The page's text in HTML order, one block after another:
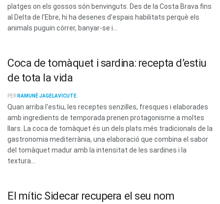
platges on els gossos són benvinguts. Des de la Costa Brava fins
al Delta de l'Ebre, hi ha desenes d'espais habilitats perquè els
animals puguin córrer, banyar-se i...
Coca de tomàquet i sardina: recepta d’estiu
de tota la vida
PER RAMUNÉ JAGELAVICUTE
Quan arriba l'estiu, les receptes senzilles, fresques i elaborades
amb ingredients de temporada prenen protagonisme a moltes
llars. La coca de tomàquet és un dels plats més tradicionals de la
gastronomia mediterrània, una elaboració que combina el sabor
del tomàquet madur amb la intensitat de les sardines i la
textura...
El mític Sidecar recupera el seu nom